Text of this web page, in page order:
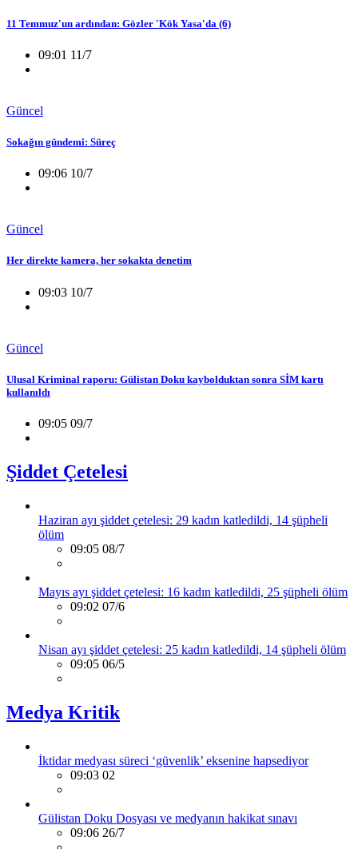
11 Temmuz'un ardından: Gözler 'Kök Yasa'da (6)
09:01 11/7
Güncel
Sokağın gündemi: Süreç
09:06 10/7
Güncel
Her direkte kamera, her sokakta denetim
09:03 10/7
Güncel
Ulusal Kriminal raporu: Gülistan Doku kaybolduktan sonra SİM kartı
kullanıldı
09:05 09/7
Şiddet Çetelesi
Haziran ayı şiddet çetelesi: 29 kadın katledildi, 14 şüpheli
ölüm
09:05 08/7
Mayıs ayı şiddet çetelesi: 16 kadın katledildi, 25 şüpheli ölüm
09:02 07/6
Nisan ayı şiddet çetelesi: 25 kadın katledildi, 14 şüpheli ölüm
09:05 06/5
Medya Kritik
İktidar medyası süreci ‘güvenlik’ eksenine hapsediyor
09:03 02
Gülistan Doku Dosyası ve medyanın hakikat sınavı
09:06 26/7